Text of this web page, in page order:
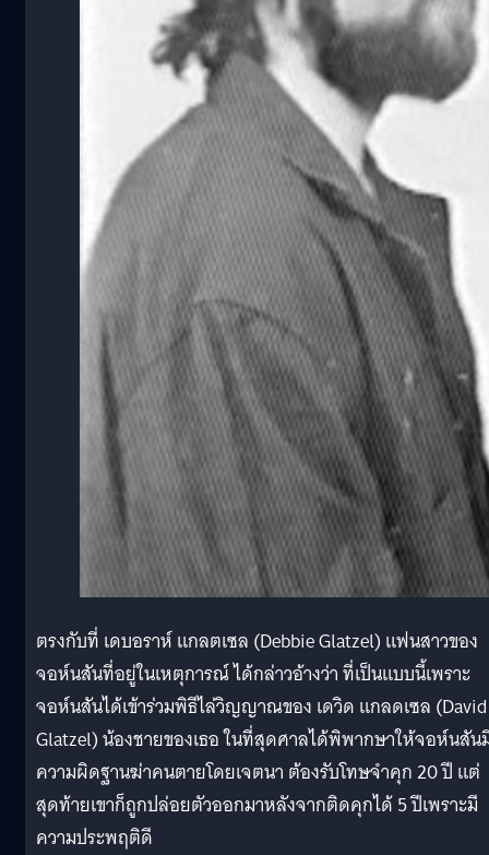
ตรงกับที่ เดบอราห์ แกลตเซล (Debbie Glatzel) แฟนสาวของ
จอห์นสันที่อยู่ในเหตุการณ์ ได้กล่าวอ้างว่า ที่เป็นแบบนี้เพราะ
จอห์นสันได้เข้าร่วมพิธีไล่วิญญาณของ เดวิด แกลดเซล (David
Glatzel) น้องชายของเธอ ในที่สุดศาลได้พิพากษาให้จอห์นสัน
ความผิดฐานฆ่าคนตายโดยเจตนา ต้องรับโทษจำคุก 20 ปี แต่
สุดท้ายเขาก็ถูกปล่อยตัวออกมาหลังจากติดคุกได้ 5 ปีเพราะมี
ความประพฤติดี